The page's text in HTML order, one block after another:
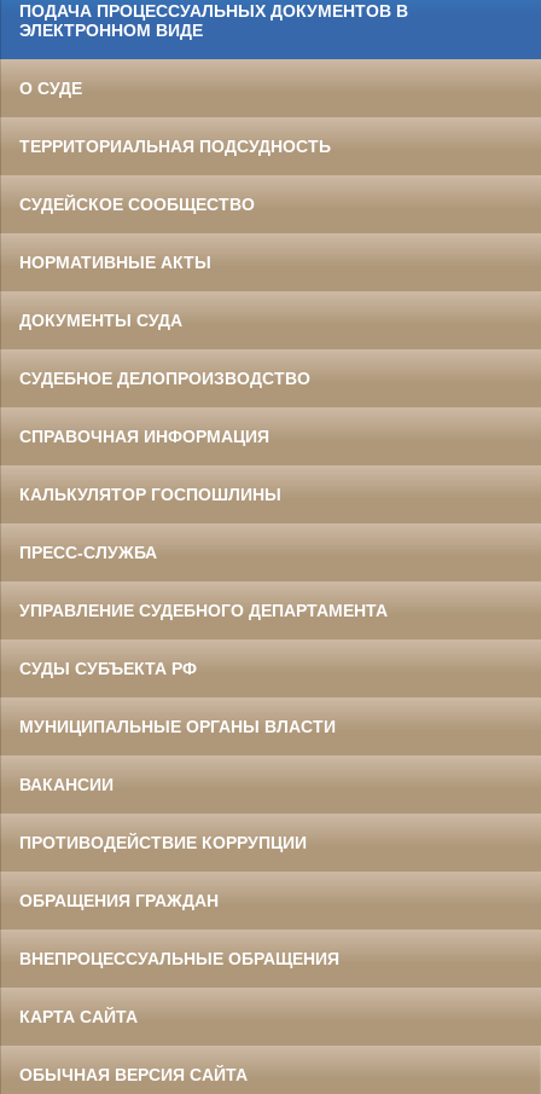
ПОДАЧА ПРОЦЕССУАЛЬНЫХ ДОКУМЕНТОВ В
ЭЛЕКТРОННОМ ВИДЕ
О СУДЕ
ТЕРРИТОРИАЛЬНАЯ ПОДСУДНОСТЬ
СУДЕЙСКОЕ СООБЩЕСТВО
НОРМАТИВНЫЕ АКТЫ
ДОКУМЕНТЫ СУДА
СУДЕБНОЕ ДЕЛОПРОИЗВОДСТВО
СПРАВОЧНАЯ ИНФОРМАЦИЯ
КАЛЬКУЛЯТОР ГОСПОШЛИНЫ
ПРЕСС-СЛУЖБА
УПРАВЛЕНИЕ СУДЕБНОГО ДЕПАРТАМЕНТА
СУДЫ СУБЪЕКТА РФ
МУНИЦИПАЛЬНЫЕ ОРГАНЫ ВЛАСТИ
ВАКАНСИИ
ПРОТИВОДЕЙСТВИЕ КОРРУПЦИИ
ОБРАЩЕНИЯ ГРАЖДАН
ВНЕПРОЦЕССУАЛЬНЫЕ ОБРАЩЕНИЯ
КАРТА САЙТА
ОБЫЧНАЯ ВЕРСИЯ САЙТА